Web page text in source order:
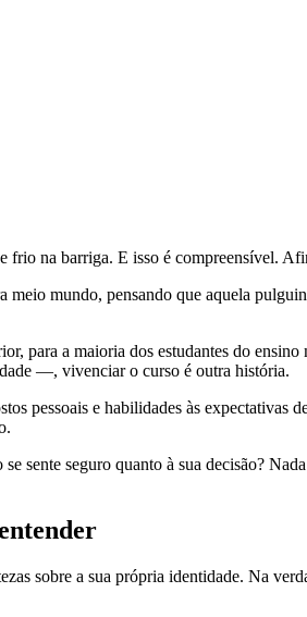
na barriga. E isso é compreensível.
meio mundo, pensando que aquela
para a maioria dos estudantes do
—, vivenciar o curso é outra história.
pessoais e habilidades às
sente seguro quanto à sua decisão?
sobre a sua própria identidade. Na